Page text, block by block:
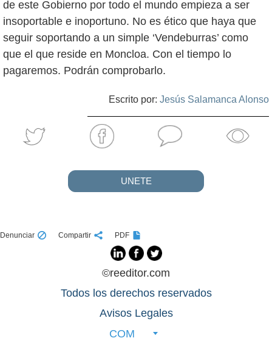
de este Gobierno por todo el mundo empieza a ser
insoportable e inoportuno. No es ético que haya que
seguir soportando a un simple ‘Vendeburras’ como
que el que reside en Moncloa. Con el tiempo lo
pagaremos. Podrán comprobarlo.
Escrito por: Jesús Salamanca Alonso
UNETE
Denunciar Compartir PDF
©reeditor.com
Todos los derechos reservados
Avisos Legales